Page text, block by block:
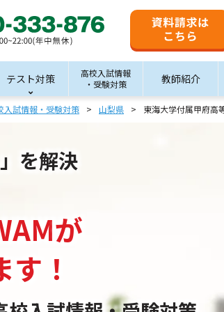
テスト対策
高校入試情報
・受験対策
教師紹介
入試情報・受験対策 山梨県 東海大学付属甲府高
を解決
が
！